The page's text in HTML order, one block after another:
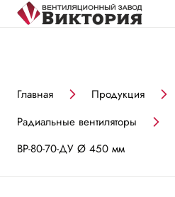
Главная Продукция
Радиальные вентиляторы
ВР-80-70-ДУ Ø 450 мм